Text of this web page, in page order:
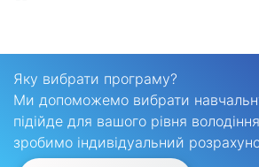
Яку вибрати програму?
Ми допоможемо вибрати
підійде для вашого рівня
зробимо індивідуальний